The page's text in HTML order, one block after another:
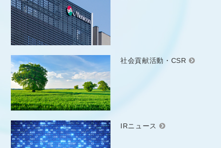
社会貢献活動・CSR
IRニュース